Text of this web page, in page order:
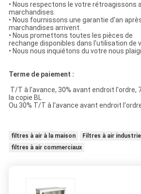
• Nous respectons le votre rétroagissons
marchandises.
• Nous fournissons une garantie d'an
marchandises arrivent.
• Nous promettons toutes les pièces de
rechange disponibles dans l'utilisation de
• Nous nous inquiétons du votre nous
Terme de paiement :
T/T à l'avance, 30% avant endroit l'ordre,
la copie BL
Ou 30% T/T à l'avance avant endroit
filtres à air à la maison
Filtres à air
filtres à air commerciaux